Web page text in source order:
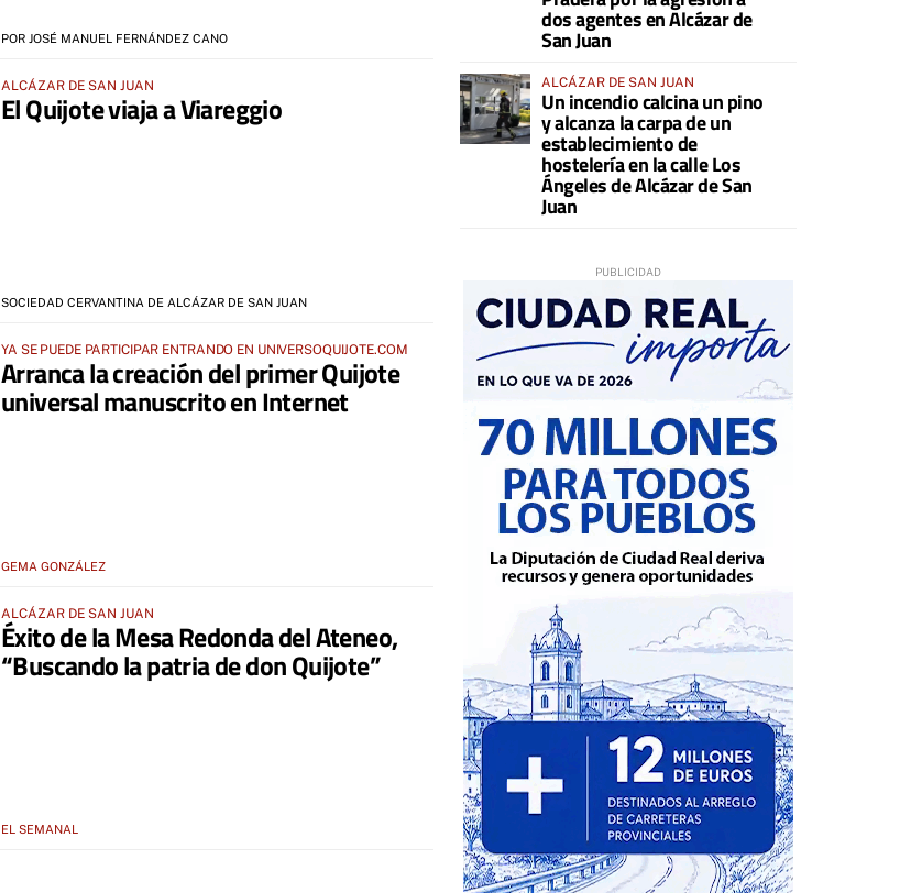
POR JOSÉ MANUEL FERNÁNDEZ CANO
ALCÁZAR DE SAN JUAN
El Quijote viaja a Viareggio
SOCIEDAD CERVANTINA DE ALCÁZAR DE SAN JUAN
YA SE PUEDE PARTICIPAR ENTRANDO EN UNIVERSOQUIJOTE.COM
Arranca la creación del primer Quijote
universal manuscrito en Internet
GEMA GONZÁLEZ
ALCÁZAR DE SAN JUAN
Éxito de la Mesa Redonda del Ateneo,
“Buscando la patria de don Quijote”
EL SEMANAL
dos agentes en Alcázar de
San Juan
ALCÁZAR DE SAN JUAN
Un incendio calcina un pino
y alcanza la carpa de un
establecimiento de
hostelería en la calle Los
Ángeles de Alcázar de San
Juan